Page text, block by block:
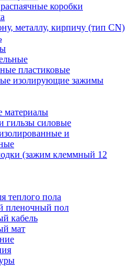
коробки
металлу, кирпичу (тип CN)
пластиковые
изолирующие зажимы
материалы
гильзы силовые
и
(зажим клеммный 12
теплого пола
пленочный пол
кабель
мат